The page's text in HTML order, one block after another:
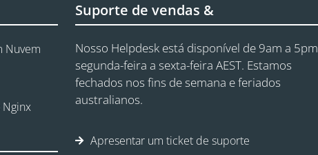
Nuvem
Suporte de vendas &
Nosso Helpdesk está disponível de 9am a 5pm
segunda-feira a sexta-feira AEST. Estamos
fechados nos fins de semana e feriados
australianos.
Apresentar um ticket de suporte